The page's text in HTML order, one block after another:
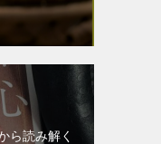
ら読み解く